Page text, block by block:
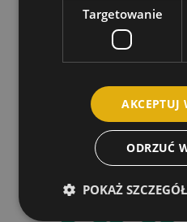
Targetowanie
AKCEPTUJ
ODRZUĆ
POKAŻ